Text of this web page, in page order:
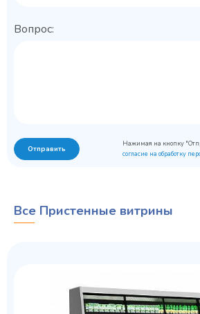
Вопрос:
Отправить
Нажимая на кнопку
согласие на обработку
Все Пристенные витрины